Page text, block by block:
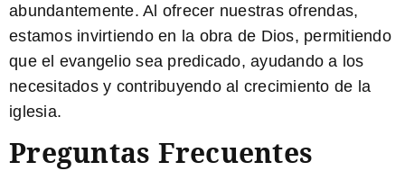
abundantemente. Al ofrecer nuestras ofrendas,
estamos invirtiendo en la obra de Dios, permitiendo
que el evangelio sea predicado, ayudando a los
necesitados y contribuyendo al crecimiento de la
iglesia.
Preguntas Frecuentes